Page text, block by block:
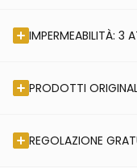
IMPERMEABILITÀ: 3
PRODOTTI
REGOLAZIONE